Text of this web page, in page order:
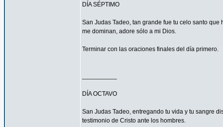
DÍA SÉPTIMO
San Judas Tadeo, tan grande fue tu celo santo
me dominan, adore sólo a mi Dios.
Terminar con las oraciones finales del día primero.
DÍA OCTAVO
San Judas Tadeo, entregando tu vida y tu sangre
testimonio de Cristo ante los hombres.